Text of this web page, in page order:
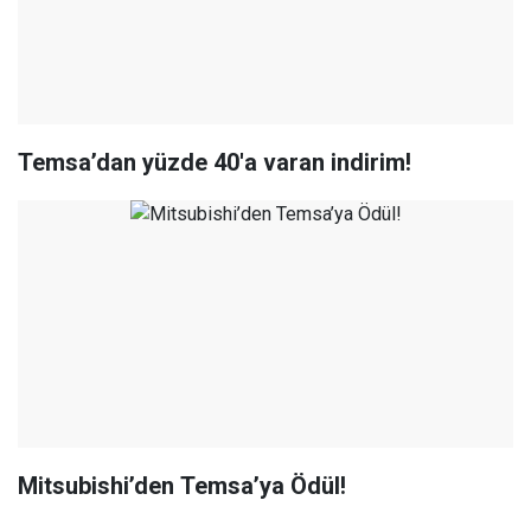
Temsa’dan yüzde 40'a varan indirim!
Mitsubishi’den Temsa’ya Ödül!